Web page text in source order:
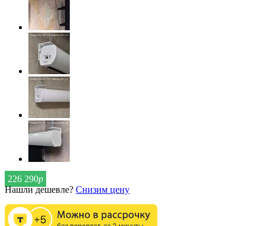
226 290р
Нашли дешевле? Снизим цену